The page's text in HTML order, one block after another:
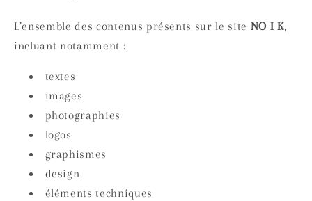
L’ensemble des contenus présents sur le site NO I K,
incluant notamment :
textes
images
photographies
logos
graphismes
design
éléments techniques